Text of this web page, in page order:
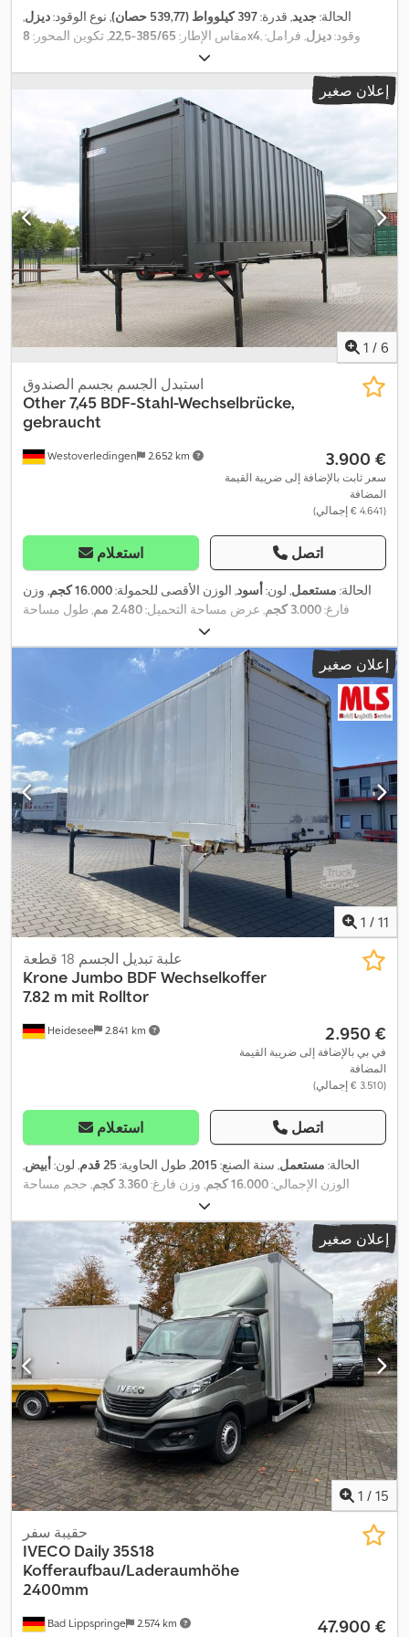
الحالة:جديد, قدرة:397 كيلوواط (539,77 حصان) , نوع الوقود:ديزل,
مقاس الإطار: 385/65-22,5 , تكوين المحور: 8x4 , وقود:ديزل, فرامل:
, كابينة السائق:
الانبعاثات:يورو 6 , تعليق:آخر, طول مساحة التحميل:5.200 مم
, عرض
مساحة التحميل:
, ارتفاع مساحة التحميل:
EBS (نظام المكابح الإلكتروني), أدبلو, أضواء الضباب,
المُبطئ, برنامج الثبات الإلكتروني (ESP), بلوتوث, تكييف الهواء, تنظيم
النوافذ الكهربائي, رافعة, سخان التدفئة أثناء التوقف, قفل التروس
التفاضلية, قفل مركزي, كمبيوتر على متن المركبة, مثبت السرعة, مدفأة
المقعد, مرآة كهربائية, مرشح السخام, نظام الفرامل المانعة للانغلاق
(ABS), نظام الملاحة, وصلات المقطورة
إعلان صغير
1 / 6
Westoverledingen 2.652 km
استبدل الجسم بجسم الصندوق
Other7,45 BDF-Stahl-Wechselbrücke,
gebraucht
‏3.900 €
سعر ثابت بالإضافة إلى ضريبة القيمة
المضافة
(‏4.641 € إجمالي)
استعلام اتصل
الحالة: مستعمل, لون:أسود, الوزن الأقصى للحمولة:16.000 كجم
, وزن
فارغ:3.000 كجم , عرض مساحة التحميل:2.480 مم
, طول مساحة
إعلان صغير
1 / 11
Heidesee 2.841 km
علبة تبديل الجسم 18 قطعة
KroneJumbo BDF Wechselkoffer
7.82 m mit Rolltor
‏2.950 €
في بي بالإضافة إلى ضريبة القيمة
المضافة
(‏3.510 € إجمالي)
استعلام اتصل
الحالة: مستعمل, سنة الصنع: 2015, طول الحاوية: 25 قدم , لون:أبيض,
الوزن الإجمالي:16.000 كجم , وزن فارغ:3.360 كجم
, حجم مساحة
, عرض مساحة التحميل:
7.670 مم
, ارتفاع مساحة التحميل:2.720 مم , رقم الآلة/المركبة:784842
إعلان صغير
1 / 15
Bad Lippspringe 2.574 km
حقيبة سفر
IVECO Daily 35S18
Kofferaufbau/Laderaumhöhe
2400mm
‏47.900 €